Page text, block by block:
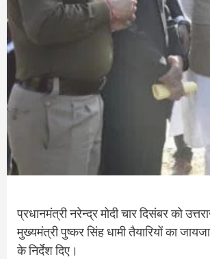
प्रधानमंत्री नरेन्द्र मोदी चार दिसंबर को
मुख्यमंत्री पुष्कर सिंह धामी तैयारियों का
के निर्देश दिए।